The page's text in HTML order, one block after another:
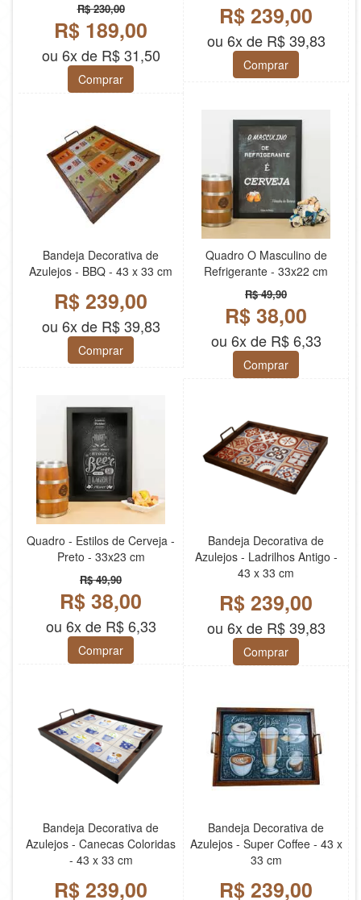
R$ 230,00
R$ 189,00
ou 6x de R$ 31,50
Comprar
R$ 239,00
ou 6x de R$ 39,83
Comprar
Bandeja Decorativa de
Azulejos - BBQ - 43 x 33 cm
R$ 239,00
ou 6x de R$ 39,83
Comprar
Quadro O Masculino de
Refrigerante - 33x22 cm
R$ 49,90
R$ 38,00
ou 6x de R$ 6,33
Comprar
Quadro - Estilos de Cerveja -
Preto - 33x23 cm
R$ 49,90
R$ 38,00
ou 6x de R$ 6,33
Comprar
Bandeja Decorativa de
Azulejos - Ladrilhos Antigo -
43 x 33 cm
R$ 239,00
ou 6x de R$ 39,83
Comprar
Bandeja Decorativa de
Azulejos - Canecas Coloridas
- 43 x 33 cm
R$ 239,00
Bandeja Decorativa de
Azulejos - Super Coffee - 43 x
33 cm
R$ 239,00